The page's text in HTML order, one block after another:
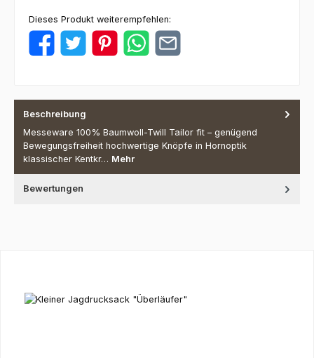
Dieses Produkt weiterempfehlen:
Beschreibung
Messeware 100% Baumwoll-Twill Tailor fit – genügend
Bewegungsfreiheit hochwertige Knöpfe in Hornoptik
klassischer Kentkr… Mehr
Bewertungen